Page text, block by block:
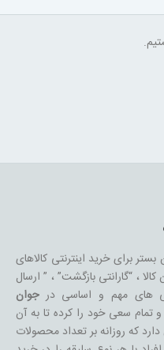
بستر برای خرید اینترنتی کالاهای
، “گارانتی بازگشت” ، ” ارسال
های مهم و اساسی درجوان
سعی خود را کرده تا به آن
که روزانه بر تعداد محصولات